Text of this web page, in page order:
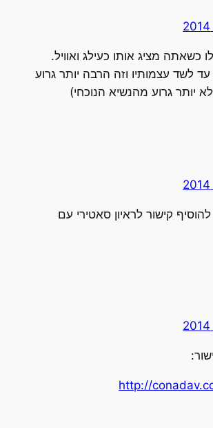
מציג אותו כעילג ואוויל.
לשד עצמותיו וזה הרבה יותר גרוע
יותר גרוע מהנשיא הנוכחי)
קישור לראיון סאטירי עם
http://